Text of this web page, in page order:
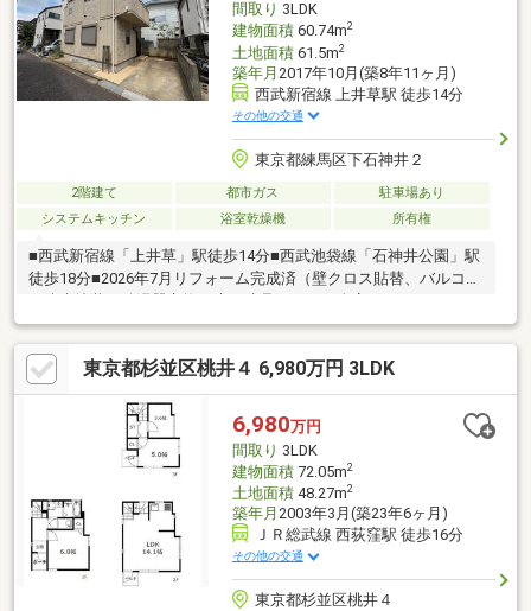
検索くださいませ。
間取り 3LDK
建物面積60.74m2
土地面積61.5m2
築年月 2017年10月(築8年11ヶ月)
西武新宿線 上井草駅 徒歩14分
その他の交通
東京都練馬区下石神井２
2階建て 都市ガス
駐車場あり
システムキッチン
浴室乾燥機 所有権
■西武新宿線「上井草」駅徒歩14分■西武池袋線「石神井公園」駅
徒歩18分■2026年7月リフォーム完成済（壁クロス貼替、バルコニ
【ライフインフォーメーション】・セブンイレブン練馬石神井3丁
目店まで約490m 徒歩7分・ファミリーマート下石神井1丁目店ま
で約680m 徒歩9分・ヨークフーズ石神井店まで約730m 徒歩10
分・サンドラッグCVS石神井店まで約660m 徒歩9分・下石神井
三郵便局まで約300m 徒歩4分・練馬区立下石神井小学校まで約
380m 徒歩5分・練馬区立下石神井南中学校まで約200m 徒歩3
東京都杉並区桃井４ 6,980万円 3LDK
6,980万円
間取り 3LDK
建物面積72.05m2
土地面積48.27m2
築年月 2003年3月(築23年6ヶ月)
ＪＲ総武線 西荻窪駅 徒歩16分
その他の交通
東京都杉並区桃井４